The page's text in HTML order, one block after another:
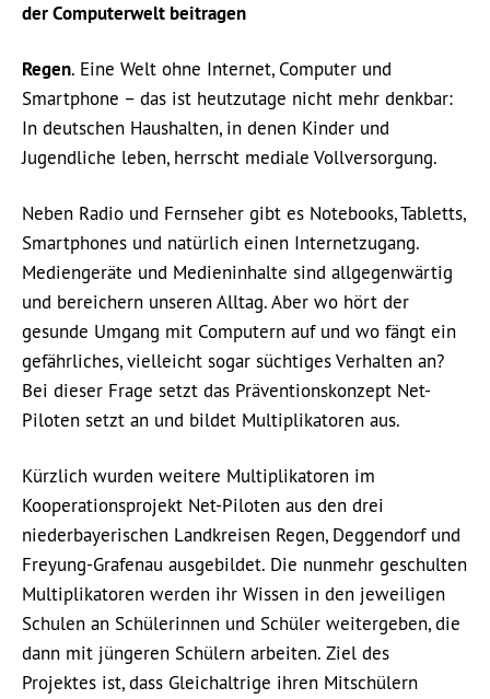
der Computerwelt beitragen
Regen. Eine Welt ohne Internet, Computer und
Smartphone – das ist heutzutage nicht mehr denkbar:
In deutschen Haushalten, in denen Kinder und
Jugendliche leben, herrscht mediale Vollversorgung.
Neben Radio und Fernseher gibt es Notebooks, Tabletts,
Smartphones und natürlich einen Internetzugang.
Mediengeräte und Medieninhalte sind allgegenwärtig
und bereichern unseren Alltag. Aber wo hört der
gesunde Umgang mit Computern auf und wo fängt ein
gefährliches, vielleicht sogar süchtiges Verhalten an?
Bei dieser Frage setzt das Präventionskonzept Net-
Piloten setzt an und bildet Multiplikatoren aus.
Kürzlich wurden weitere Multiplikatoren im
Kooperationsprojekt Net-Piloten aus den drei
niederbayerischen Landkreisen Regen, Deggendorf und
Freyung-Grafenau ausgebildet. Die nunmehr geschulten
Multiplikatoren werden ihr Wissen in den jeweiligen
Schulen an Schülerinnen und Schüler weitergeben, die
dann mit jüngeren Schülern arbeiten. Ziel des
Projektes ist, dass Gleichaltrige ihren Mitschülern